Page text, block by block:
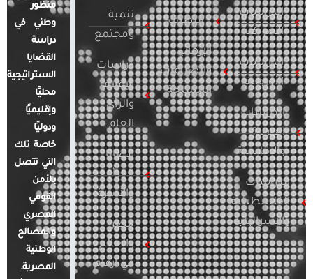
الدراسات
الأمريكية
الدراسات
الأوروبية
الدراسات
العربية
والإقليمية
الدراسات
الفلسطينية
والإسرائيلية
التطرف
الإرهاب
والصراعات
المسلحة
تنمية
ومجتمع
دراسات
الإعلام
والرأي
العام
قضايا
المرأة
والأسرة
مصر
والعالم
في أرقام
منظور
وطني في
دراسة
القضايا
الاستراتيجية
محليًا
وإقليميًا
ودوليًا
خاصة تلك
التي تتصل
بالأمن
القومي
المصري
والمصالح
الوطنية
المصرية.